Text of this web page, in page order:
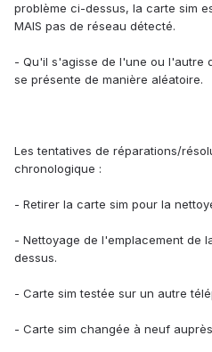
problème ci-dessus, la carte sim
MAIS pas de réseau détecté.
- Qu'il s'agisse de l'une ou l'autre
se présente de manière aléatoire.
Les tentatives de réparations/
chronologique :
- Retirer la carte sim pour la
- Nettoyage de l'emplacement de
dessus.
- Carte sim testée sur un autre
- Carte sim changée à neuf